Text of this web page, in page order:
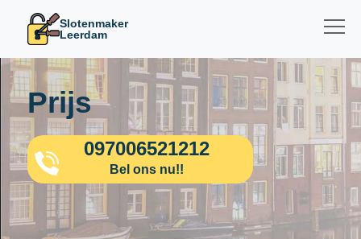
Slotenmaker
Leerdam
Prijs
097006521212
Bel ons nu!!